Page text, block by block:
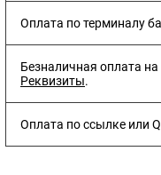
Оплата по терминалу
Безналичная оплата
Реквизиты.
Оплата по ссылке или